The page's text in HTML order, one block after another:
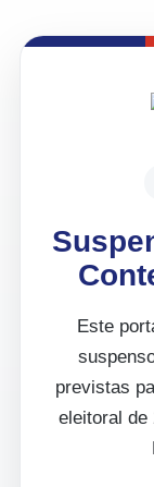
Este
previstas
eleitoral de